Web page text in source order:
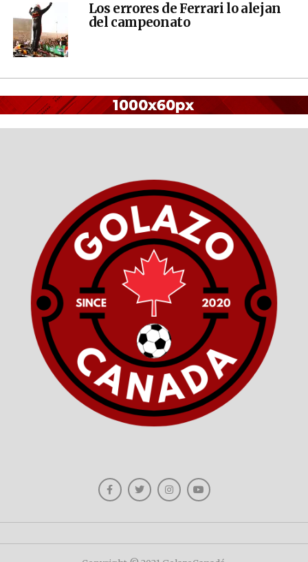
Los errores de Ferrari lo alejan
del campeonato